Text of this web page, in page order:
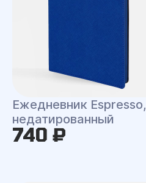
Ежедневник Espresso,
недатированный
740 ₽